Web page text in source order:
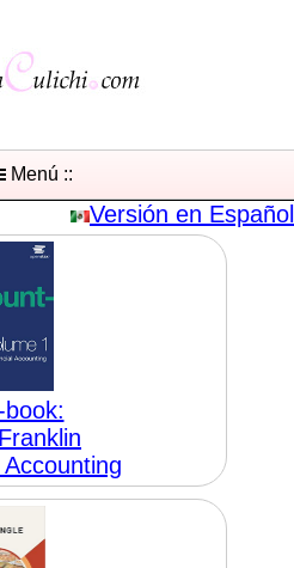
Menú ::
Versión en Español